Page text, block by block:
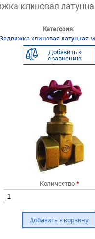
клиновая
Категория:
Задвижка клиновая латунная
Добавить к
сравнению
Количество *